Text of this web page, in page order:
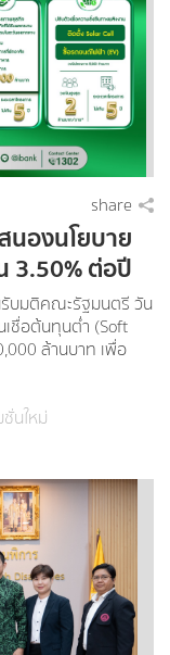
share
นองนโยบาย
3.50% ต่อปี
กระทบจาก
รับมติคณะรัฐมนตรี วัน
เชื่อต้นทุนต่ำ (Soft
ล้านบาท เพื่อ
ษฐกิจ โดยเปิด
งแหล่งเงินทุน เริ่ม
ชั่นใหม่